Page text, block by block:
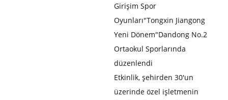
Girişim Spor
Oyunları"Tongxin Jiangong
Yeni Dönem"Dandong No.2
Ortaokul Sporlarında
düzenlendi
Etkinlik, şehirden 30'un
üzerinde özel işletmenin